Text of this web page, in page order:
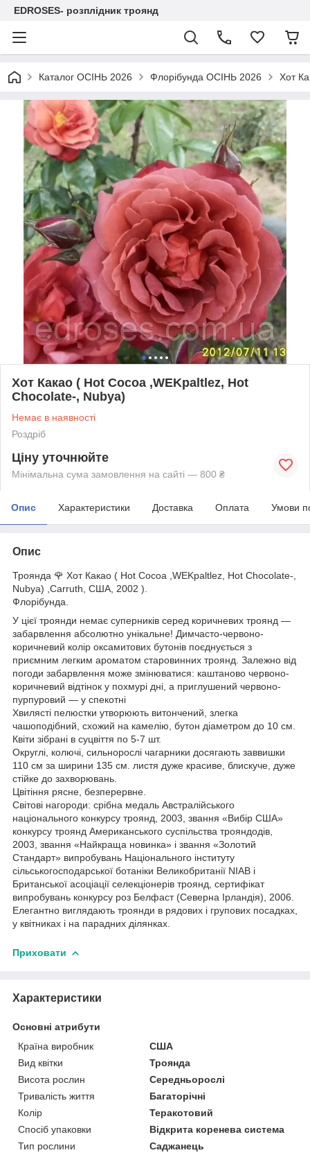
EDROSES- розплідник троянд
Каталог ОСІНЬ 2026 Флорібунда ОСІНЬ 2026 Хот
Хот Какао ( Hot Cocoa ,WEKpaltlez, Hot
Chocolate-, Nubya)
Немає в наявності
Роздріб
Ціну уточнюйте
Мінімальна сума замовлення на сайті — 800 ₴
Опис Характеристики Доставка Оплата Умови
Опис
Троянда 🌹 Хот Какао ( Hot Cocoa ,WEKpaltlez, Hot Chocolate-,
Nubya) ,Carruth, США, 2002 ).
Флорібунда.
У цієї троянди немає суперників серед коричневих троянд —
забарвлення абсолютно унікальне! Димчасто-червоно-
коричневий колір оксамитових бутонів поєднується з
приємним легким ароматом старовинних троянд. Залежно від
погоди забарвлення може змінюватися: каштаново червоно-
коричневий відтінок у похмурі дні, а приглушений червоно-
пурпуровий — у спекотні
Хвилясті пелюстки утворюють витончений, злегка
чашоподібний, схожий на камелію, бутон діаметром до 10 см.
Квіти зібрані в суцвіття по 5-7 шт.
Округлі, колючі, сильнорослі чагарники досягають заввишки
110 см за ширини 135 см. листя дуже красиве, блискуче, дуже
стійке до захворювань.
Цвітіння рясне, безперервне.
Світові нагороди: срібна медаль Австралійського
національного конкурсу троянд, 2003, звання «Вибір США»
конкурсу троянд Американського суспільства трояндодів,
2003, звання «Найкраща новинка» і звання «Золотий
Стандарт» випробувань Національного інституту
сільськогосподарської ботаніки Великобританії NIAB і
Британської асоціації селекціонерів троянд, сертифікат
випробувань конкурсу роз Белфаст (Северна Ірландія), 2006.
Елегантно виглядають троянди в рядових і групових посадках,
у квітниках і на парадних ділянках.
Приховати
Характеристики
Основні атрибути
Країна виробник
США
Вид квітки
Троянда
Висота рослин
Середньорослі
Тривалість життя
Багаторічні
Колір
Теракотовий
Спосіб упаковки
Відкрита коренева система
Тип рослини
Саджанець